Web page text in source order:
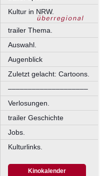
Kultur in NRW.
trailer Thema.
Auswahl.
Augenblick
Zuletzt gelacht: Cartoons.
––––––––––––––––––––
Verlosungen.
trailer Geschichte
Jobs.
Kulturlinks.
Kinokalender